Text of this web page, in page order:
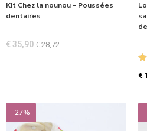
Kit Chez la nounou – Poussées
dentaires
€35,90 € 28,72
€
-27%